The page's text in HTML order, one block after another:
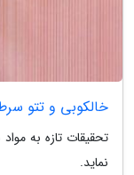
خالکوبی و تتو
تحقیقات تازه به
نماید.